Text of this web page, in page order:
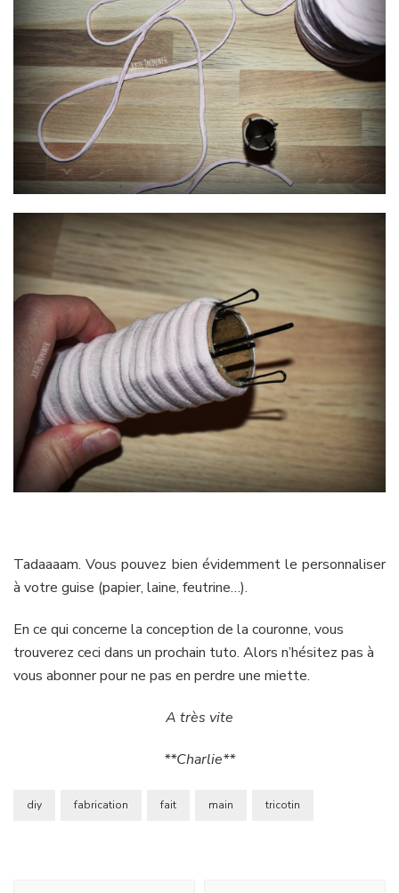
Tadaaaam. Vous pouvez bien évidemment le personnaliser
à votre guise (papier, laine, feutrine…).
En ce qui concerne la conception de la couronne, vous
trouverez ceci dans un prochain tuto. Alors n’hésitez pas à
vous abonner pour ne pas en perdre une miette.
A très vite
**Charlie**
diy fabrication fait main tricotin